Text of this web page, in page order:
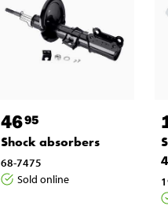
4695
Shock absorbers
68-7475
Sold online